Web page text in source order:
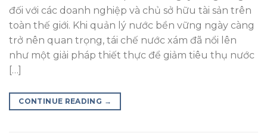
đối với các doanh nghiệp và chủ sở hữu tài sản trên
toàn thế giới. Khi quản lý nước bền vững ngày càng
trở nên quan trọng, tái chế nước xám đã nổi lên
như một giải pháp thiết thực để giảm tiêu thụ nước
[…]
CONTINUE READING →